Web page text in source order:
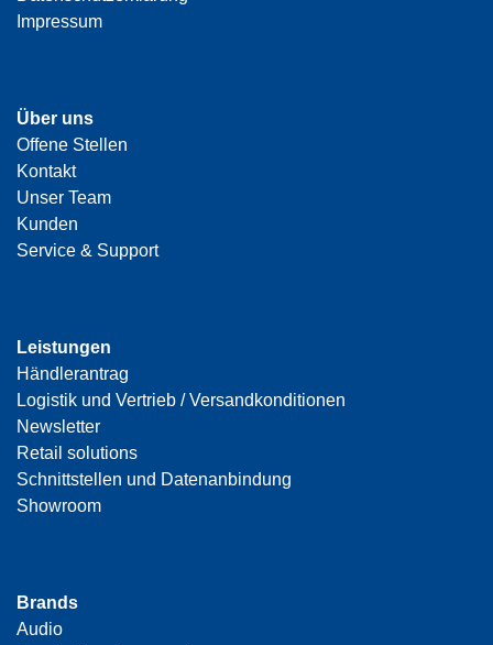
Impressum
Über uns
Offene Stellen
Kontakt
Unser Team
Kunden
Service & Support
Leistungen
Händlerantrag
Logistik und Vertrieb / Versandkonditionen
Newsletter
Retail solutions
Schnittstellen und Datenanbindung
Showroom
Brands
Audio